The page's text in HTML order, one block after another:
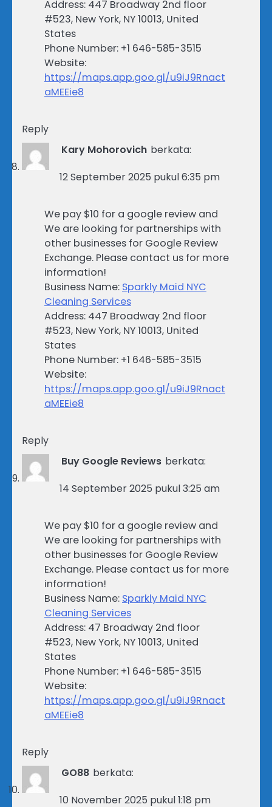
Address: 447 Broadway 2nd floor
#523, New York, NY 10013, United
States
Phone Number: +1 646-585-3515
Website:
https://maps.app.goo.gl/u9iJ9Rnact
aMEEie8
Reply
Kary Mohorovich berkata:
12 September 2025 pukul 6:35 pm
We pay $10 for a google review and
We are looking for partnerships with
other businesses for Google Review
Exchange. Please contact us for more
information!
Business Name: Sparkly Maid NYC
Cleaning Services
Address: 447 Broadway 2nd floor
#523, New York, NY 10013, United
States
Phone Number: +1 646-585-3515
Website:
https://maps.app.goo.gl/u9iJ9Rnact
aMEEie8
Reply
Buy Google Reviews berkata:
14 September 2025 pukul 3:25 am
We pay $10 for a google review and
We are looking for partnerships with
other businesses for Google Review
Exchange. Please contact us for more
information!
Business Name: Sparkly Maid NYC
Cleaning Services
Address: 47 Broadway 2nd floor
#523, New York, NY 10013, United
States
Phone Number: +1 646-585-3515
Website:
https://maps.app.goo.gl/u9iJ9Rnact
aMEEie8
Reply
GO88 berkata:
10 November 2025 pukul 1:18 pm